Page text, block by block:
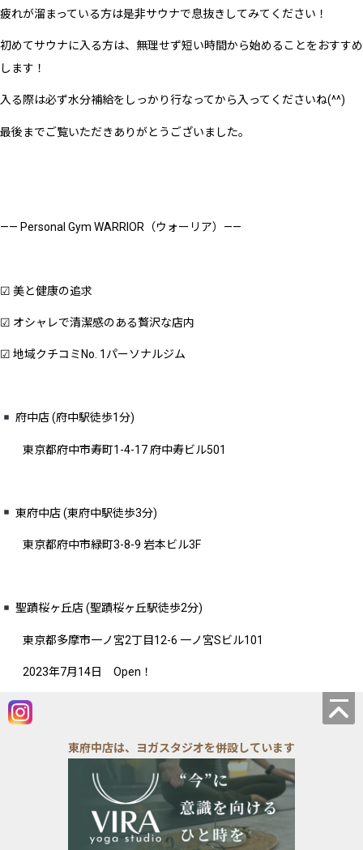
疲れが溜まっている方は是非サウナで息抜きしてみてください！
初めてサウナに入る方は、無理せず短い時間から始めることをおすすめ
します！
入る際は必ず水分補給をしっかり行なってから入ってくださいね(^^)
最後までご覧いただきありがとうございました。
—— Personal Gym WARRIOR（ウォーリア）——
☑︎ 美と健康の追求
☑︎ オシャレで清潔感のある贅沢な店内
☑︎ 地域クチコミNo. 1パーソナルジム
府中店 (府中駅徒歩1分)
東京都府中市寿町1-4-17 府中寿ビル501
東府中店 (東府中駅徒歩3分)
東京都府中市緑町3-8-9 岩本ビル3F
聖蹟桜ヶ丘店 (聖蹟桜ヶ丘駅徒歩2分)
東京都多摩市一ノ宮2丁目12-6 一ノ宮Sビル101
2023年7月14日 Open！
東府中店は、ヨガスタジオを併設しています